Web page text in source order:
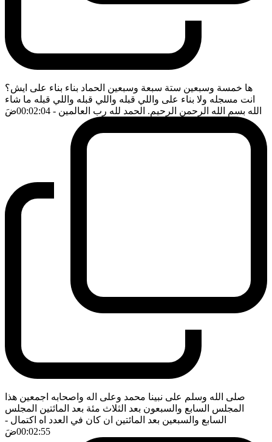
ها خمسة وسبعين ستة سبعة وسبعين الحماد بناء بناء على ايش؟
انت مسجله ولا بناء على واللي قبله واللي قبله واللي قبله ما شاء
الله بسم الله الرحمن الرحيم. الحمد لله رب العالمين - 00:02:04 ضَ
صلى الله وسلم على نبينا محمد وعلى اله واصحابه اجمعين هذا
المجلس السابع والسبعون بعد الثلاث مئة بعد المائتين المجلس
السابع والسبعين بعد المائتين ان كان في العدد اه اكتمال -
00:02:55ضَ